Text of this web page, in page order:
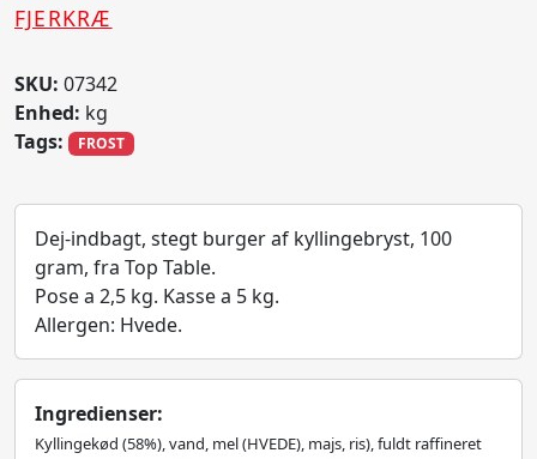
FJERKRÆ
SKU: 07342
Enhed: kg
Tags:
FROST
Dej-indbagt, stegt burger af kyllingebryst, 100
gram, fra Top Table.
Pose a 2,5 kg. Kasse a 5 kg.
Allergen: Hvede.
Ingredienser:
Kyllingekød (58%), vand, mel (HVEDE), majs, ris), fuldt raffineret